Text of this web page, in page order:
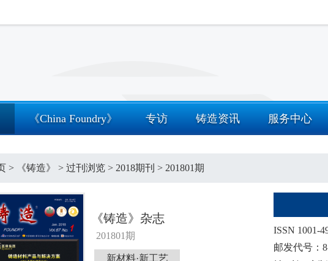
《China Foundry》 专访 铸造资讯 服务中心
> 《铸造》 > 过刊浏览> 2018期刊 > 201801期
《铸造》杂志
201801期
新材料·新工艺
ISSN
邮发代号：